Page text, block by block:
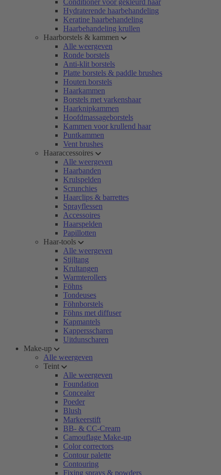
Conditioner voor gekleurd haar
Hydraterende haarbehandeling
Keratine haarbehandeling
Haarbehandeling krullen
Haarborstels & kammen
Alle weergeven
Ronde borstels
Anti-klit borstels
Platte borstels & paddle brushes
Houten borstels
Haarkammen
Borstels met varkenshaar
Haarknipkammen
Hoofdmassageborstels
Kammen voor krullend haar
Puntkammen
Vent brushes
Haaraccessoires
Alle weergeven
Haarbanden
Krulspelden
Scrunchies
Haarclips & barrettes
Sprayflessen
Accessoires
Haarspelden
Papillotten
Haar-tools
Alle weergeven
Stijltang
Krultangen
Warmterollers
Föhns
Tondeuses
Föhnborstels
Föhns met diffuser
Kapmantels
Kappersscharen
Uitdunscharen
Make-up
Alle weergeven
Teint
Alle weergeven
Foundation
Concealer
Poeder
Blush
Markeerstift
BB- & CC-Cream
Camouflage Make-up
Color correctors
Contour palette
Contouring
Fixing sprays & powders